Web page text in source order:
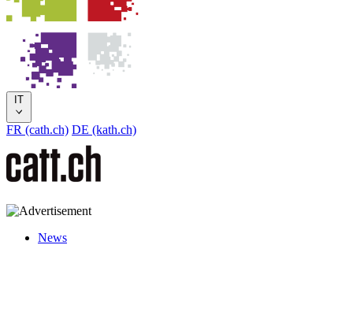
IT
FR (cath.ch) DE (kath.ch)
News